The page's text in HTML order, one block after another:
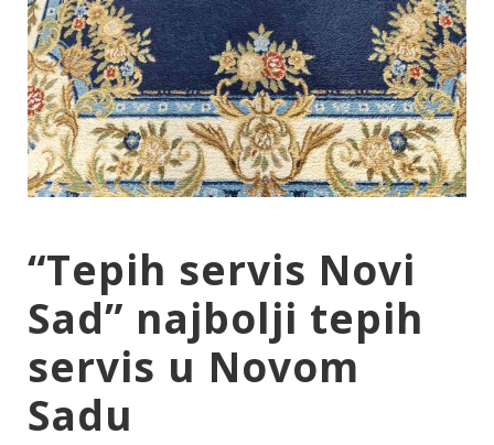
“Tepih servis Novi
Sad” najbolji tepih
servis u Novom
Sadu